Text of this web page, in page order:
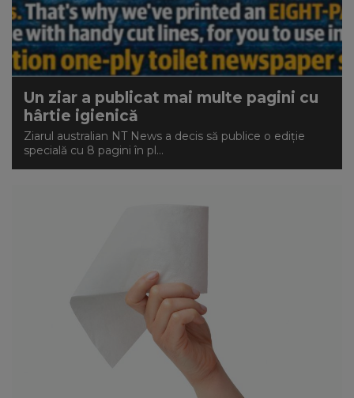
Un ziar a publicat mai multe pagini cu
hârtie igienică
Ziarul australian NT News a decis să publice o ediție
specială cu 8 pagini în pl...